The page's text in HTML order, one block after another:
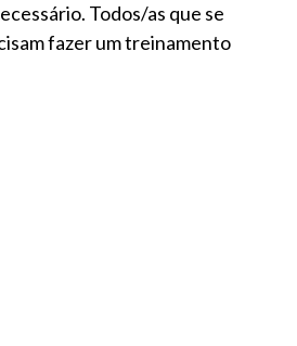
Todos/as que se
fazer um treinamento